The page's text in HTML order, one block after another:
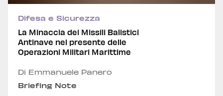
Difesa e Sicurezza
La Minaccia dei Missili Balistici
Antinave nel presente delle
Operazioni Militari Marittime
Di Emmanuele Panero
Briefing Note